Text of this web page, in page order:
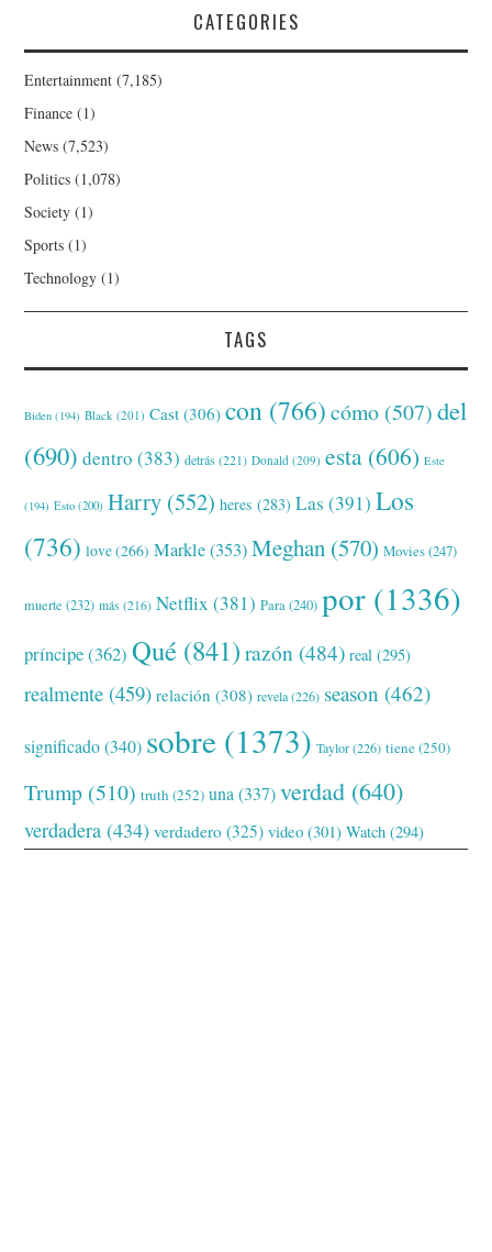
CATEGORIES
Entertainment (7,185)
Finance (1)
News (7,523)
Politics (1,078)
Society (1)
Sports (1)
Technology (1)
TAGS
Biden (194) Black (201) Cast (306) con (766) cómo (507) del
(690) dentro (383) detrás (221) Donald (209) esta (606) Este
(194) Esto (200) Harry (552) heres (283) Las (391) Los
(736) love(266) Markle(353) Meghan (570) Movies(247)
muerte (232) más (216) Netflix (381) Para(240) por (1336)
príncipe(362) Qué (841) razón (484) real (295)
realmente (459) relación (308) revela(226) season (462)
significado(340) sobre (1373) Taylor(226) tiene(250)
Trump (510) truth (252) una (337) verdad (640)
verdadera (434) verdadero (325) video (301) Watch (294)